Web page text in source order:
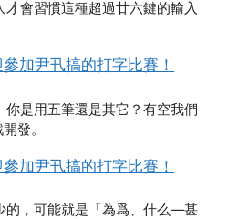
才會習慣這種超過廿六鍵的輸入
加尹卂搞的打字比賽！
你是用五筆還是其它？有空我們
發。
加尹卂搞的打字比賽！
的，可能就是「為爲、什么―甚